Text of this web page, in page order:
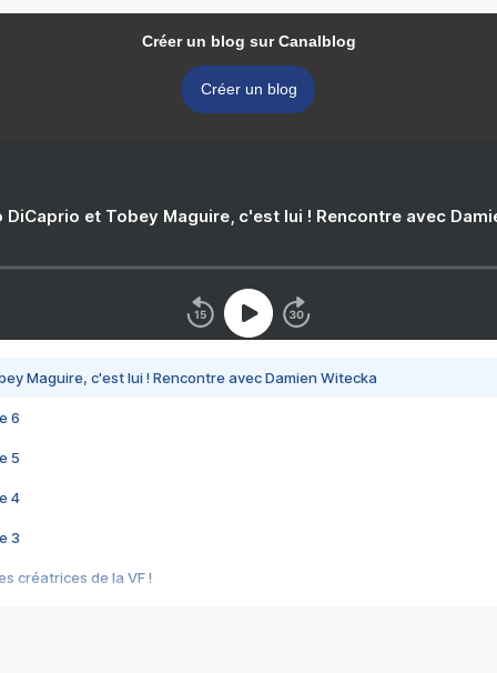
Créer un blog sur Canalblog
Créer un blog
DiCaprio et Tobey Maguire, c'est lui ! Rencontre avec
Maguire, c'est lui ! Rencontre avec Damien Witecka
6
5
4
3
créatrices de la VF !